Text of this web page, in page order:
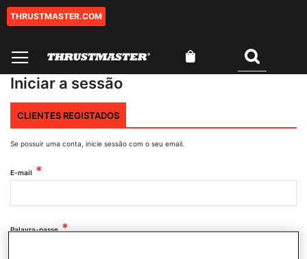
Conteúdo
THRUSTMASTER.COM
O Meu Carrinho
Iniciar a sessão
CLIENTES REGISTADOS
Se possuir uma conta, inicie sessão com o seu email.
E-mail
Palavra-passe